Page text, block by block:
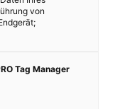
von
Tag Manager